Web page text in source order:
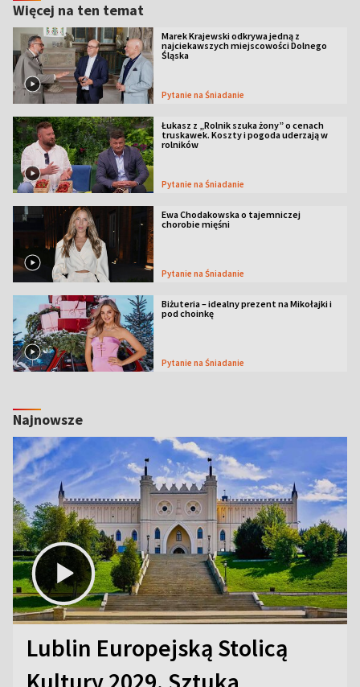
Więcej na ten temat
Marek Krajewski odkrywa jedną z
najciekawszych miejscowości Dolnego
Śląska
Pytanie na Śniadanie
Łukasz z „Rolnik szuka żony” o cenach
truskawek. Koszty i pogoda uderzają w
rolników
Pytanie na Śniadanie
Ewa Chodakowska o tajemniczej
chorobie mięśni
Pytanie na Śniadanie
Biżuteria – idealny prezent na Mikołajki i
pod choinkę
Pytanie na Śniadanie
Najnowsze
Lublin Europejską Stolicą